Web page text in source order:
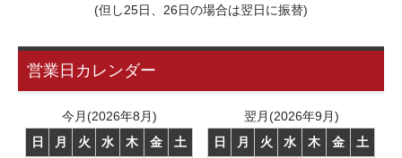
(但し25日、26日の場合は翌日に振替)
営業日カレンダー
今月(2026年8月)
日
月 火 水 木 金 土
翌月(2026年9月)
日
月 火 水 木 金 土